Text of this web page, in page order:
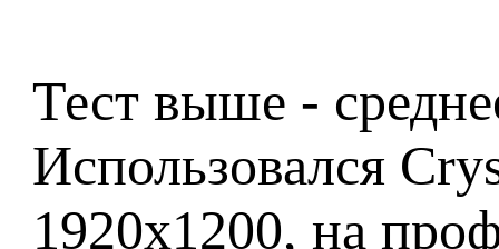
Тест выше -
Использовался
1920x1200, на